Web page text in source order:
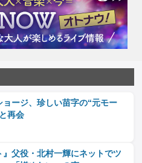
ョージ、珍しい苗字の“元モー
再会
』父役・北村一輝にネットでツ